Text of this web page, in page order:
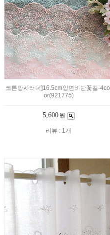
코튼망사러너]16.5cm양면비단꽃길-4col
or(921775)
5,600 원
리뷰 : 1개